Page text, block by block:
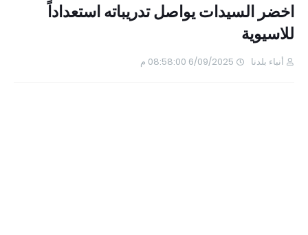
اخضر السيدات يواصل تدريباته استعداداً
للاسيوية
أنباء بلدنا 6/09/2025 08:58:00 م